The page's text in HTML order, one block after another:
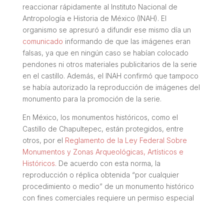
reaccionar rápidamente al Instituto Nacional de
Antropología e Historia de México (INAH). El
organismo se apresuró a difundir ese mismo día un
comunicado informando de que las imágenes eran
falsas, ya que en ningún caso se habían colocado
pendones ni otros materiales publicitarios de la serie
en el castillo. Además, el INAH confirmó que tampoco
se había autorizado la reproducción de imágenes del
monumento para la promoción de la serie.
En México, los monumentos históricos, como el
Castillo de Chapultepec, están protegidos, entre
otros, por el Reglamento de la Ley Federal Sobre
Monumentos y Zonas Arqueológicas, Artísticos e
Históricos. De acuerdo con esta norma, la
reproducción o réplica obtenida “por cualquier
procedimiento o medio” de un monumento histórico
con fines comerciales requiere un permiso especial